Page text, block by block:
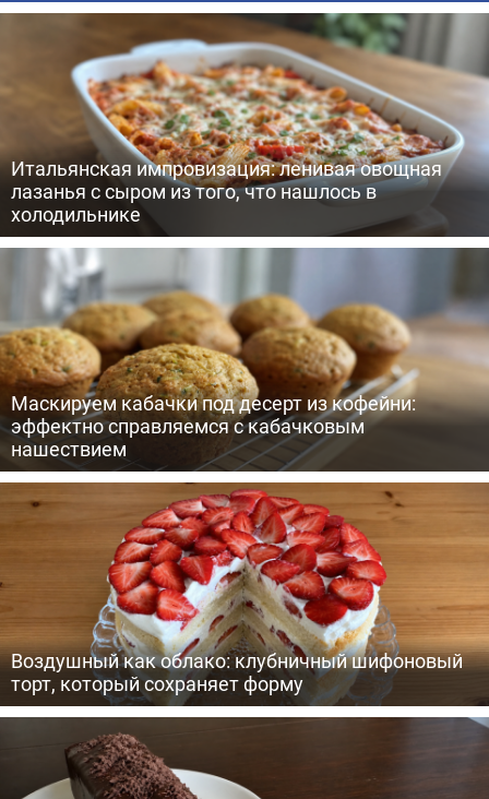
Итальянская импровизация: ленивая овощная
лазанья с сыром из того, что нашлось в
холодильнике
Маскируем кабачки под десерт из кофейни:
эффектно справляемся с кабачковым
нашествием
Воздушный как облако: клубничный шифоновый
торт, который сохраняет форму